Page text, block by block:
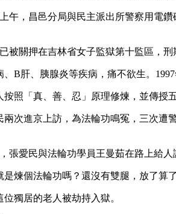
午，昌邑分局與民主派出所警察用電
被關押在吉林省女子監獄第十監區，刑
B肝、胰腺炎等疾病，痛不欲生。
照「真、善、忍」原理修煉，並傳授
兩次進京上訪，為法輪功鳴冤，三次
張愛民與法輪功學員王曼茹在路上給
煉個法輪功嗎？還沒有雙腿，放了算
獨居的老人被劫持入獄。